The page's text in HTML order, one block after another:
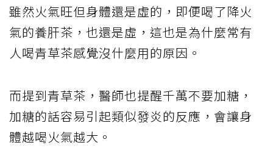
雖然火氣旺但身體還是虛的，即便喝了降火
氣的養肝茶，也還是虛，這也是為什麼常有
人喝青草茶感覺沒什麼用的原因。
而提到青草茶，醫師也提醒千萬不要加糖，
加糖的話容易引起類似發炎的反應，會讓身
體越喝火氣越大。